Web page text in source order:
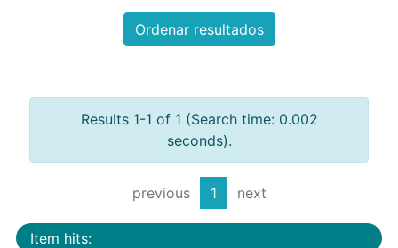
Ordenar resultados
Results 1-1 of 1 (Search time: 0.002
seconds).
previous 1 next
Item hits: